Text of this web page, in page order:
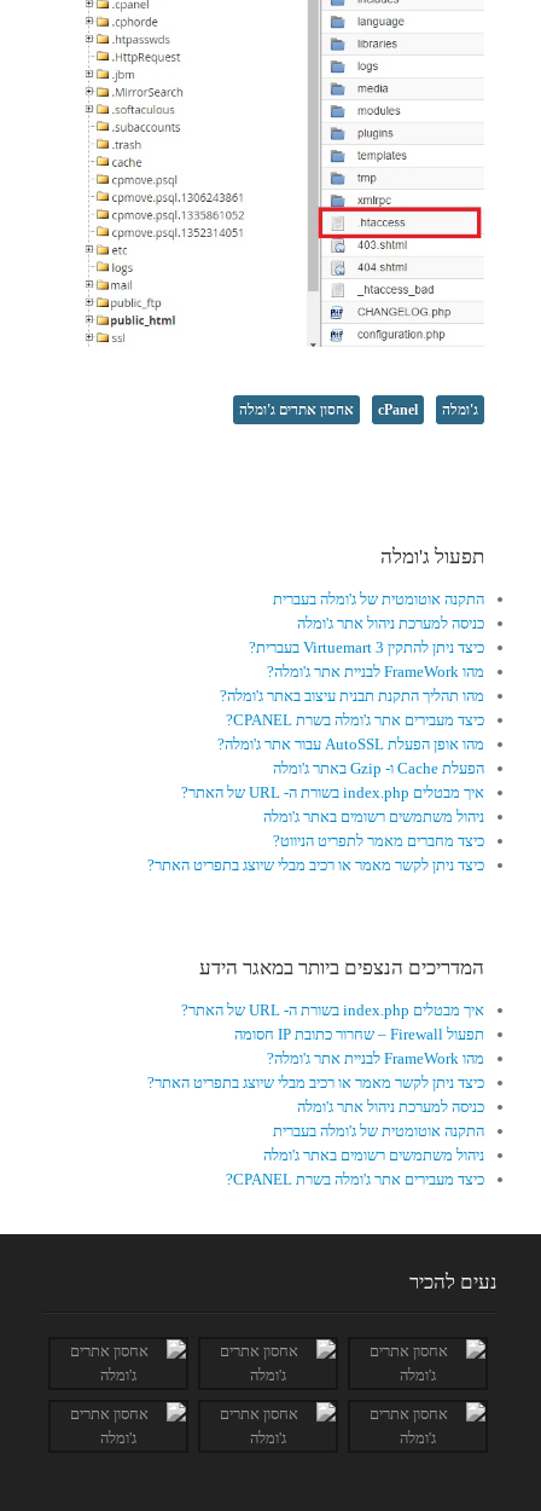
ג'ומלה cPanel אחסון אתרים ג'ומלה
תפעול ג'ומלה
התקנה אוטומטית של ג'ומלה בעברית
כניסה למערכת ניהול אתר ג'ומלה
כיצד ניתן להתקין Virtuemart 3 בעברית?
מהו FrameWork לבניית אתר ג'ומלה?
מהו תהליך התקנת תבנית עיצוב באתר ג'ומלה?
כיצד מעבירים אתר ג'ומלה בשרת CPANEL?
מהו אופן הפעלת AutoSSL עבור אתר ג'ומלה?
הפעלת Cache ו- Gzip באתר ג'ומלה
איך מבטלים index.php בשורת ה- URL של האתר?
ניהול משתמשים רשומים באתר ג'ומלה
כיצד מחברים מאמר לתפריט הניווט?
כיצד ניתן לקשר מאמר או רכיב מבלי שיוצג בתפריט האתר?
המדריכים הנצפים ביותר במאגר הידע
איך מבטלים index.php בשורת ה- URL של האתר?
תפעול Firewall – שחרור כתובת IP חסומה
מהו FrameWork לבניית אתר ג'ומלה?
כיצד ניתן לקשר מאמר או רכיב מבלי שיוצג בתפריט האתר?
כניסה למערכת ניהול אתר ג'ומלה
התקנה אוטומטית של ג'ומלה בעברית
ניהול משתמשים רשומים באתר ג'ומלה
כיצד מעבירים אתר ג'ומלה בשרת CPANEL?
נעים להכיר